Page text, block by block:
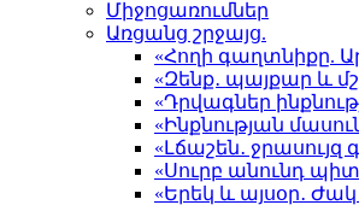
Միջոցառումներ
Առցանց շրջայց.
«Հողի գաղտնիքը.
«Զենք․ պայքար և
«Դրվագներ
«Ինքնության
«Լճաշեն․
«Սուրբ անունդ
«Երեկ և այսօր․